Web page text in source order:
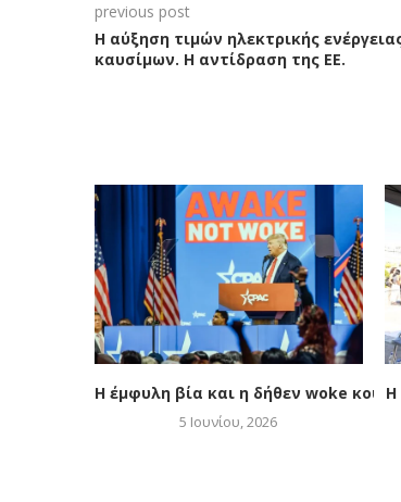
previous post
Η αύξηση τιμών ηλεκτρικής
καυσίμων. Η αντίδραση της ΕΕ.
Η έμφυλη βία και η δήθεν woke
5 Ιουνίου, 2026
Η